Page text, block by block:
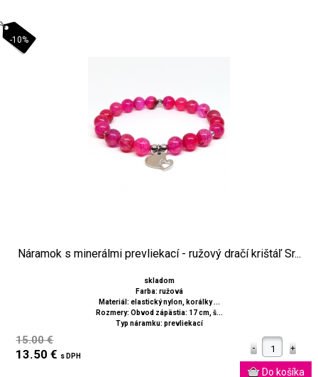
-10%
Náramok s minerálmi prevliekací - ružový dračí krištáľ Sr...
skladom
Farba: ružová
Materiál: elastický nylon, korálky ...
Rozmery: Obvod zápästia: 17 cm, š...
Typ náramku: prevliekací
15.00 €
13.50 € s DPH